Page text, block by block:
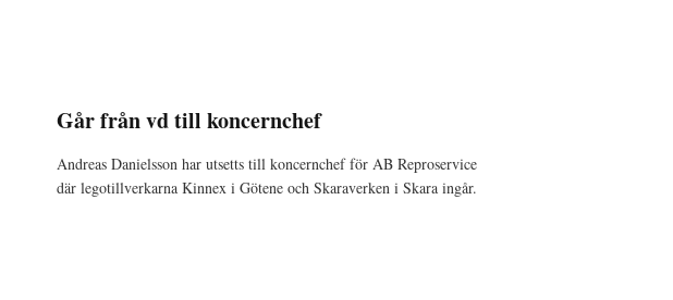
Går från vd till koncernchef
Andreas Danielsson har utsetts till koncernchef för AB Reproservice
där legotillverkarna Kinnex i Götene och Skaraverken i Skara ingår.